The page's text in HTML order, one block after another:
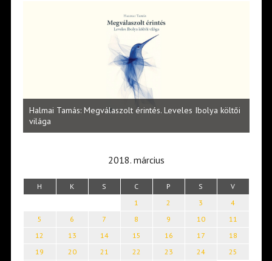
Halmai Tamás: Megválaszolt érintés. Leveles Ibolya költői
világa
2018. március
H K S C P S V
1 2 3
4
5
6 7 8 9 10
11
12
13 14 15 16 17
18
19
20 21 22 23 24
25